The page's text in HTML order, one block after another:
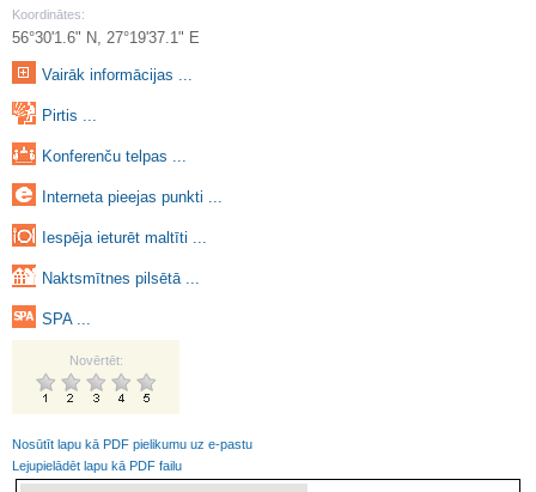
Koordinātes:
56°30'1.6" N, 27°19'37.1" E
Vairāk informācijas ...
Pirtis ...
Konferenču telpas ...
Interneta pieejas punkti ...
Iespēja ieturēt maltīti ...
Naktsmītnes pilsētā ...
SPA ...
Novērtēt:
Nosūtīt lapu kā PDF pielikumu uz e-pastu
Lejupielādēt lapu kā PDF failu